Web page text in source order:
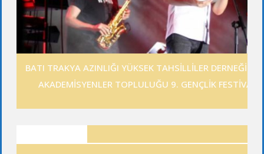
BATI TRAKYA AZINLIĞI YÜKSEK TAHSİLLİLER DERNEĞİ
AKADEMİSYENLER TOPLULUĞU 9. GENÇLİK FESTİVALİ